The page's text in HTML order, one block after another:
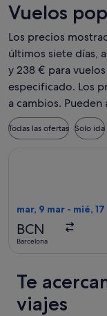
Vuelos
Los precios
últimos siete días,
y 238 € para
especificado. Los
a cambios.
Todas las ofertas Solo ida
mar, 9 mar - mié,
BCN
Barcelona
Te
viajes